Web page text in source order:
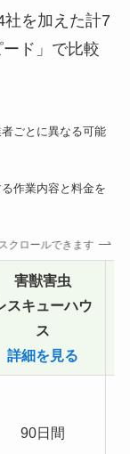
を加えた計7
ド」で比較
ごとに異なる可能
作業内容と料金を
スクロールできます
害獣害虫
スキューハウ
ス
詳細を見る
90日間